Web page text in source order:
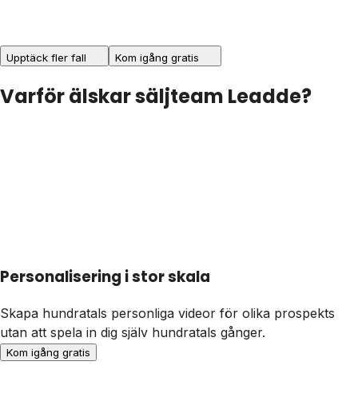
Upptäck fler fall Kom igång gratis
Varför älskar säljteam Leadde?
Personalisering i stor skala
Skapa hundratals personliga videor för olika prospekts
utan att spela in dig själv hundratals gånger.
Kom igång gratis